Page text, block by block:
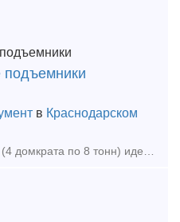
в Краснодарском